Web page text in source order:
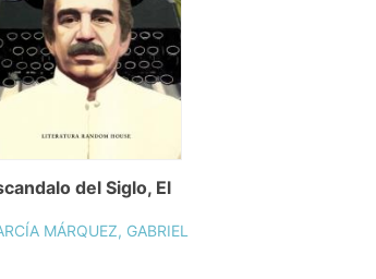
del Siglo, El
MÁRQUEZ, GABRIEL